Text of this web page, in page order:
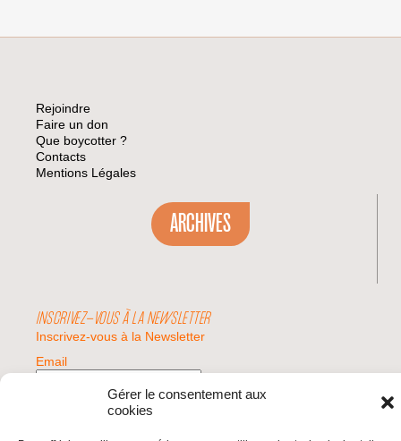
Gérer le consentement aux
cookies
Rejoindre
Faire un don
Que boycotter ?
Contacts
Mentions Légales
ARCHIVES
INSCRIVEZ-VOUS À LA NEWSLETTER
Inscrivez-vous à la Newsletter
Email
Valider